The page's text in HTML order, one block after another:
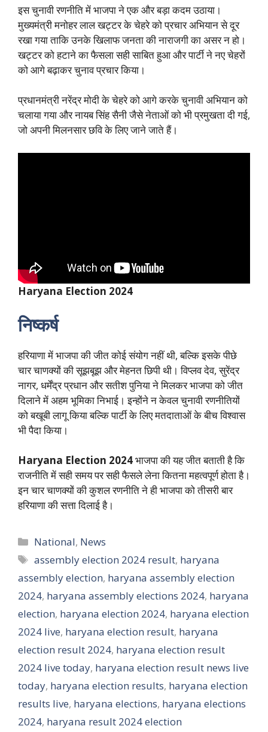
इस चुनावी रणनीति में भाजपा ने एक और बड़ा कदम उठाया।
मुख्यमंत्री मनोहर लाल खट्टर के चेहरे को प्रचार अभियान से दूर
रखा गया ताकि उनके खिलाफ जनता की नाराजगी का असर न हो।
खट्टर को हटाने का फैसला सही साबित हुआ और पार्टी ने नए चेहरों
को आगे बढ़ाकर चुनाव प्रचार किया।
प्रधानमंत्री नरेंद्र मोदी के चेहरे को आगे करके चुनावी अभियान को
चलाया गया और नायब सिंह सैनी जैसे नेताओं को भी प्रमुखता दी गई,
जो अपनी मिलनसार छवि के लिए जाने जाते हैं।
Haryana Election 2024
निष्कर्ष
हरियाणा में भाजपा की जीत कोई संयोग नहीं थी, बल्कि इसके पीछे
चार चाणक्यों की सूझबूझ और मेहनत छिपी थी। विप्लव देव, सुरेंद्र
नागर, धर्मेंद्र प्रधान और सतीश पुनिया ने मिलकर भाजपा को जीत
दिलाने में अहम भूमिका निभाई। इन्होंने न केवल चुनावी रणनीतियों
को बखूबी लागू किया बल्कि पार्टी के लिए मतदाताओं के बीच विश्वास
भी पैदा किया।
Haryana Election 2024भाजपा की यह जीत बताती है कि
राजनीति में सही समय पर सही फैसले लेना कितना महत्वपूर्ण होता है।
इन चार चाणक्यों की कुशल रणनीति ने ही भाजपा को तीसरी बार
हरियाणा की सत्ता दिलाई है।
Categories
National, News
Tags
assembly election 2024 result, haryana
assembly election, haryana assembly election
2024, haryana assembly elections 2024, haryana
election, haryana election 2024, haryana election
2024 live, haryana election result, haryana
election result 2024, haryana election result
2024 live today, haryana election result news live
today, haryana election results, haryana election
results live, haryana elections, haryana elections
2024, haryana result 2024 election